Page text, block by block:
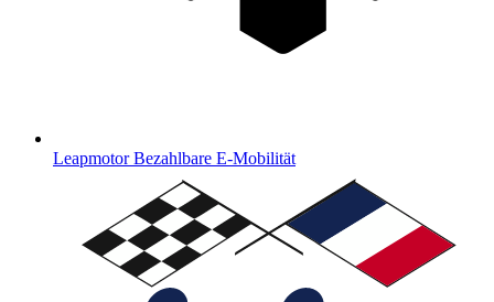
Leapmotor Bezahlbare E-Mobilität